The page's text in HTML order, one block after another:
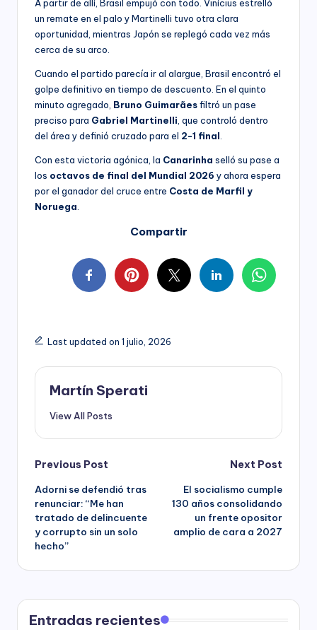
A partir de allí, Brasil empujó con todo. Vinícius estrelló
un remate en el palo y Martinelli tuvo otra clara
oportunidad, mientras Japón se replegó cada vez más
cerca de su arco.
Cuando el partido parecía ir al alargue, Brasil encontró el
golpe definitivo en tiempo de descuento. En el quinto
minuto agregado, Bruno Guimarãesfiltró un pase
preciso para Gabriel Martinelli , que controló dentro
del área y definió cruzado para el 2-1 final
Con esta victoria agónica, la Canarinha selló su pase a
los octavos de final del Mundial 2026 y ahora espera
por el ganador del cruce entre Costa de Marfil y
Noruega
Compartir
Last updated on 1 julio, 2026
Martín Sperati
View All Posts
Post
navigation
Previous Post
Adorni se defendió tras
renunciar: “Me han
tratado de delincuente
y corrupto sin un solo
hecho”
Next Post
El socialismo cumple
130 años consolidando
un frente opositor
amplio de cara a 2027
Entradas recientes